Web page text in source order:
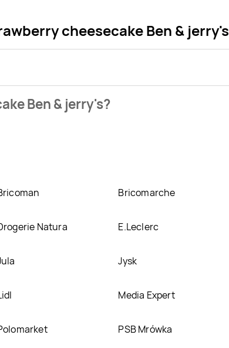
cheesecake Ben & jerry's
Ben & jerry's?
Bricomarche
Natura E.Leclerc
Jysk
Media Expert
PSB Mrówka